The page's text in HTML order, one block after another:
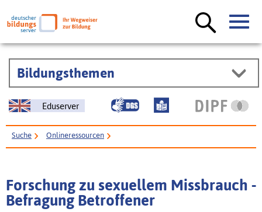
Bildungsthemen
Eduserver
Suche Onlineressourcen
Forschung zu sexuellem Missbrauch -
Befragung Betroffener